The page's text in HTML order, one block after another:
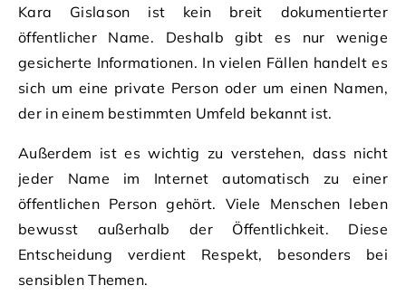
Kara Gislason ist kein breit dokumentierter
öffentlicher Name. Deshalb gibt es nur wenige
gesicherte Informationen. In vielen Fällen handelt es
sich um eine private Person oder um einen Namen,
der in einem bestimmten Umfeld bekannt ist.
Außerdem ist es wichtig zu verstehen, dass nicht
jeder Name im Internet automatisch zu einer
öffentlichen Person gehört. Viele Menschen leben
bewusst außerhalb der Öffentlichkeit. Diese
Entscheidung verdient Respekt, besonders bei
sensiblen Themen.